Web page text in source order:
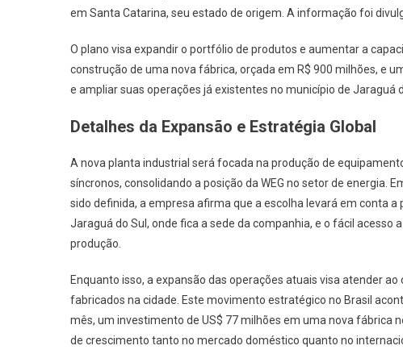
em Santa Catarina, seu estado de origem. A informação foi
O plano visa expandir o portfólio de produtos e aumentar a
construção de uma nova fábrica, orçada em R$ 900 milhões, e
e ampliar suas operações já existentes no município de Jaraguá
Detalhes da Expansão e Estratégia Global
A nova planta industrial será focada na produção de
síncronos, consolidando a posição da WEG no setor de energia.
sido definida, a empresa afirma que a escolha levará em conta
Jaraguá do Sul, onde fica a sede da companhia, e o fácil
produção.
Enquanto isso, a expansão das operações atuais visa atender
fabricados na cidade. Este movimento estratégico no Brasil
mês, um investimento de US$ 77 milhões em uma nova fábrica
de crescimento tanto no mercado doméstico quanto no